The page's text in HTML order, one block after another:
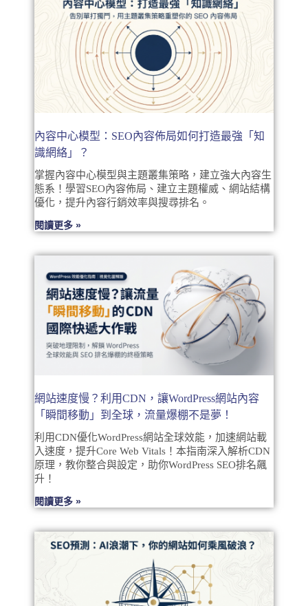
內容中心模型：SEO內容佈局如何打造最強「知
識網絡」？
掌握內容中心模型與主題叢集策略，建立強大內容生
態系！學習SEO內容佈局、建立主題權威、網站結構
優化，提升內容行銷效率與搜尋排名。
閱讀更多 »
網站速度慢？利用CDN，讓WordPress網站內容
「瞬間移動」到全球，流量爆棚不是夢！
利用CDN優化WordPress網站全球效能，加速網站載
入速度，提升Core Web Vitals！本指南深入解析CDN
原理，教你整合與設定，助你WordPress SEO排名飆
升！
閱讀更多 »